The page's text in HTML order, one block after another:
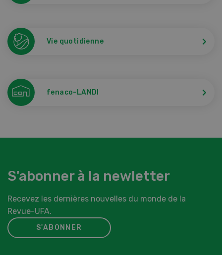
Vie quotidienne
fenaco-LANDI
S'abonner à la newletter
Recevez les dernières nouvelles du monde de la
Revue-UFA.
S'ABONNER